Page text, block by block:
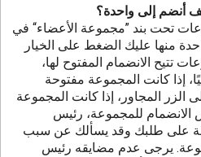
أنضم إلى واحدة؟
تحت بند ”مجموعة الأعضاء“ في
منها عليك الضغط على الخيار
تتيح الانضمام المفتوح لها،
إذا كانت المجموعة مفتوحة
الزر المجاور، إذا كانت المجموعة
الانضمام للمجموعة، رئيس
على طلبك وقد يسألك عن سبب
يرجى عدم مضايقه رئيس